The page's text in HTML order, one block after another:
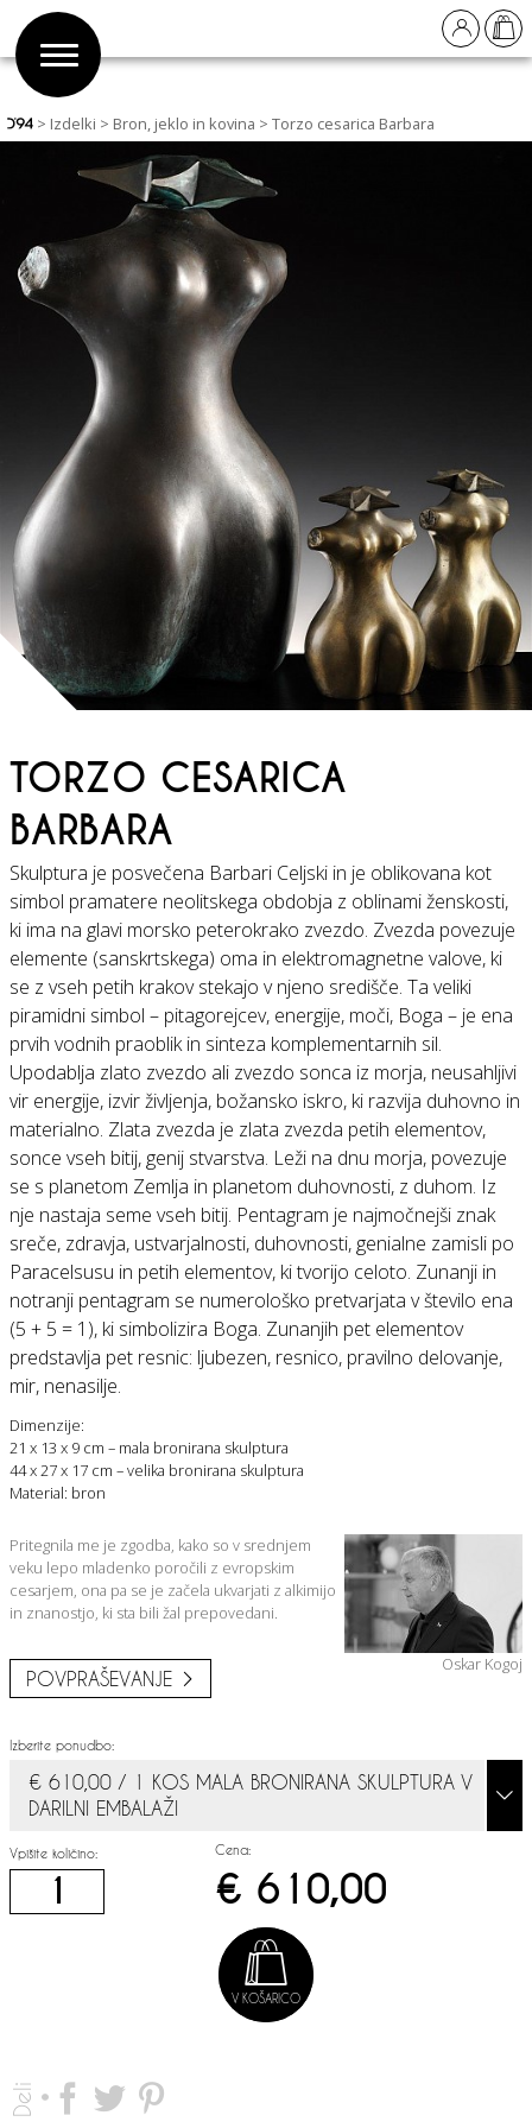
Izdelki Bron, jeklo in kovina Torzo cesarica Barbara
TORZO CESARICA
BARBARA
Skulptura je posvečena Barbari Celjski in je oblikovana kot
simbol pramatere neolitskega obdobja z oblinami ženskosti,
ki ima na glavi morsko peterokrako zvezdo. Zvezda povezuje
elemente (sanskrtskega) oma in elektromagnetne valove, ki
se z vseh petih krakov stekajo v njeno središče. Ta veliki
piramidni simbol – pitagorejcev, energije, moči, Boga – je ena
prvih vodnih praoblik in sinteza komplementarnih sil.
Upodablja zlato zvezdo ali zvezdo sonca iz morja, neusahljivi
vir energije, izvir življenja, božansko iskro, ki razvija duhovno in
materialno. Zlata zvezda je zlata zvezda petih elementov,
sonce vseh bitij, genij stvarstva. Leži na dnu morja, povezuje
se s planetom Zemlja in planetom duhovnosti, z duhom. Iz
nje nastaja seme vseh bitij. Pentagram je najmočnejši znak
sreče, zdravja, ustvarjalnosti, duhovnosti, genialne zamisli po
Paracelsusu in petih elementov, ki tvorijo celoto. Zunanji in
notranji pentagram se numerološko pretvarjata v število ena
(5 + 5 = 1), ki simbolizira Boga. Zunanjih pet elementov
predstavlja pet resnic: ljubezen, resnico, pravilno delovanje,
mir, nenasilje.
Dimenzije:
21 x 13 x 9 cm – mala bronirana skulptura
44 x 27 x 17 cm – velika bronirana skulptura
Material: bron
Oskar Kogoj
Pritegnila me je zgodba, kako so v srednjem
veku lepo mladenko poročili z evropskim
cesarjem, ona pa se je začela ukvarjati z alkimijo
in znanostjo, ki sta bili žal prepovedani.
POVPRAŠEVANJE
Izberite ponudbo:
€ 610,00 / 1 KOS MALA BRONIRANA SKULPTURA V
DARILNI EMBALAŽI
Vpišite količino: Cena:
€ 610,00
V KOŠARICO
Deli